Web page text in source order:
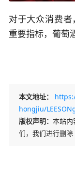
对于大众消费
重要指标，葡萄
本文地址：
hongjiu/
版权声明： 本站内
们，我们进行删除